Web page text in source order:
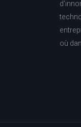
où